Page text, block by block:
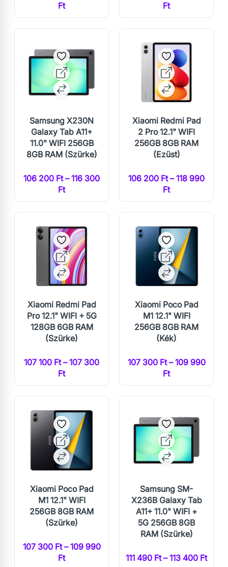
Ft
Ft
Samsung X230N
Galaxy Tab A11+
11.0" WIFI 256GB
8GB RAM (Szürke)
106 200 Ft – 116 300
Ft
Xiaomi Redmi Pad
2 Pro 12.1" WIFI
256GB 8GB RAM
(Ezüst)
106 200 Ft – 118 990
Ft
Xiaomi Redmi Pad
Pro 12.1" WIFI + 5G
128GB 6GB RAM
(Szürke)
107 100 Ft – 107 300
Ft
Xiaomi Poco Pad
M1 12.1" WIFI
256GB 8GB RAM
(Kék)
107 300 Ft – 109 990
Ft
Xiaomi Poco Pad
M1 12.1" WIFI
256GB 8GB RAM
(Szürke)
107 300 Ft – 109 990
Ft
Samsung SM-
X236B Galaxy Tab
A11+ 11.0" WIFI +
5G 256GB 8GB
RAM (Szürke)
111 490 Ft – 113 400 Ft